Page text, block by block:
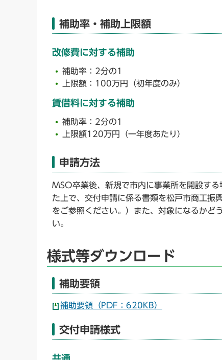
補助率・補助上限額
改修費に対する補助
補助率：2分の1
上限額：100万円（初年度のみ）
賃借料に対する補助
補助率：2分の1
上限額120万円（一年度あたり）
申請方法
MSO卒業後、新規で市内に事業所を開設す
た上で、交付申請に係る書類を松戸市商工振
をご参照ください。）また、対象になるかど
い。
様式等ダウンロード
補助要領
補助要領（PDF：620KB）
交付申請様式